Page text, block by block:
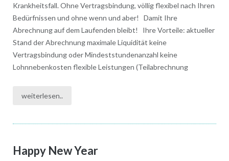
Krankheitsfall. Ohne Vertragsbindung, völlig flexibel nach Ihren
Bedürfnissen und ohne wenn und aber! Damit Ihre
Abrechnung auf dem Laufenden bleibt! Ihre Vorteile: aktueller
Stand der Abrechnung maximale Liquidität keine
Vertragsbindung oder Mindeststundenanzahl keine
Lohnnebenkosten flexible Leistungen (Teilabrechnung
weiterlesen..
Happy New Year